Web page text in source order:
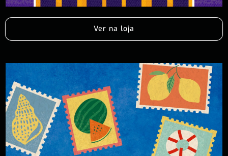
Ver na loja